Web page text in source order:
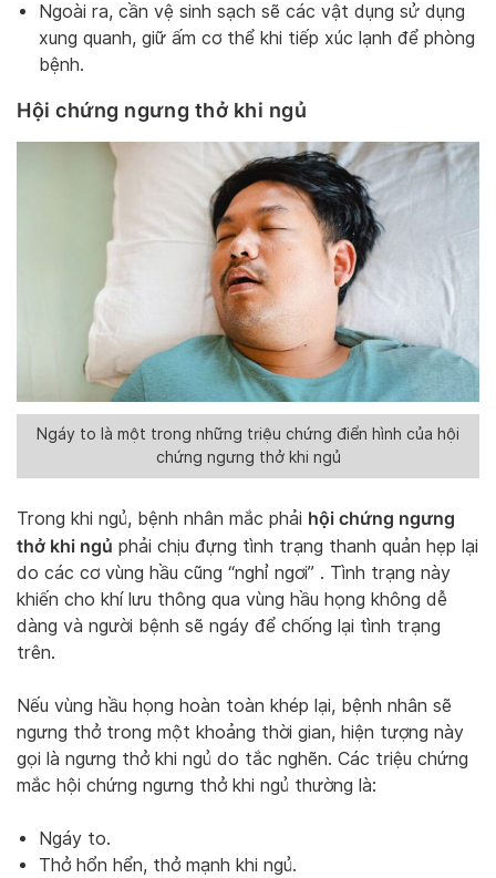
Ngoài ra, cần vệ sinh sạch sẽ các vật dụng sử dụng
xung quanh, giữ ấm cơ thể khi tiếp xúc lạnh để phòng
bệnh.
Hội chứng ngưng thở khi ngủ
Ngáy to là một trong những triệu chứng điển hình của hội
chứng ngưng thở khi ngủ
Trong khi ngủ, bệnh nhân mắc phải hội chứng ngưng
thở khi ngủ phải chịu đựng tình trạng thanh quản hẹp lại
do các cơ vùng hầu cũng “nghỉ ngơi” . Tình trạng này
khiến cho khí lưu thông qua vùng hầu họng không dễ
dàng và người bệnh sẽ ngáy để chống lại tình trạng
trên.
Nếu vùng hầu họng hoàn toàn khép lại, bệnh nhân sẽ
ngưng thở trong một khoảng thời gian, hiện tượng này
gọi là ngưng thở khi ngủ do tắc nghẽn. Các triệu chứng
mắc hội chứng ngưng thở khi ngủ thường là:
Ngáy to.
Thở hổn hển, thở mạnh khi ngủ.